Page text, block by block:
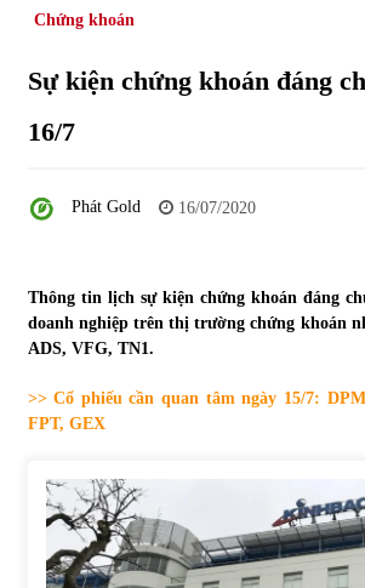
Top 10 mặt hàng Việt Nam nhập
Top 10 mặt hàng Việt Nam xuất
Tự doanh ngày 3.6.2022: CTCK
Bất ổn từ các cuộc đấu giá đất ở
31/05/2022
Chứng khoán
Sự kiện chứng khoán đáng
16/7
Phát Gold 16/07/2020
Thông tin lịch sự kiện chứng khoán đáng
doanh nghiệp trên thị trường chứng khoán
ADS, VFG, TN1.
>> Cổ phiếu cần quan tâm ngày 15/7:
FPT, GEX